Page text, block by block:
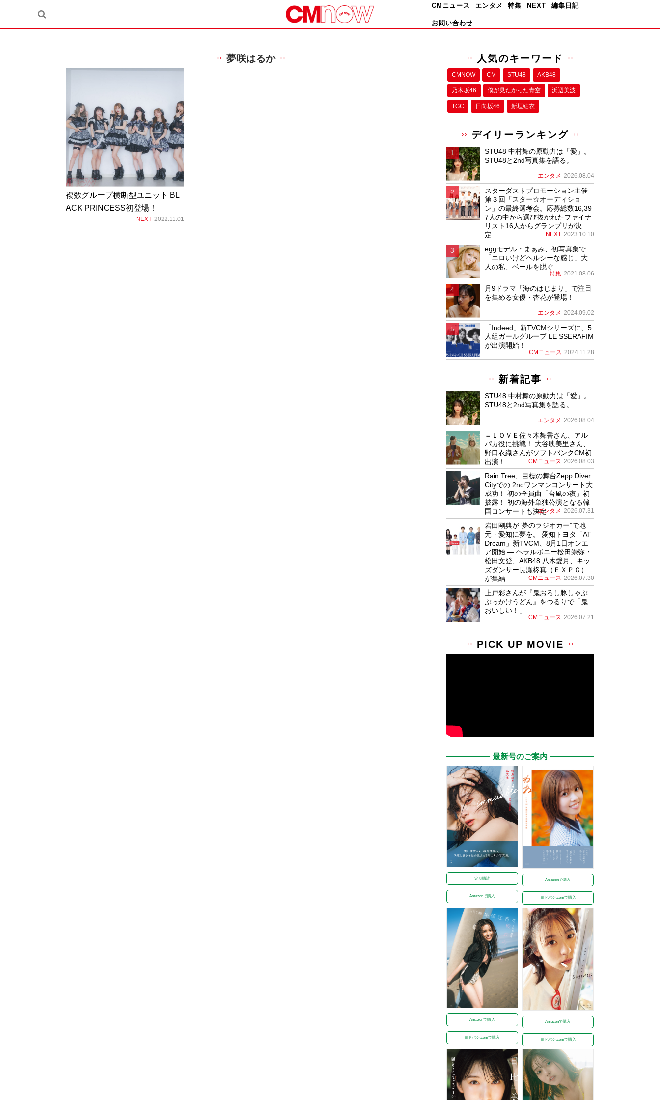
CMニュース エンタメ 特集 NEXT 編集日記
お問い合わせ
夢咲はるか
複数グループ横断型ユニット BL
ACK PRINCESS初登場！
NEXT 2022.11.01
人気のキーワード
CMNOW CM STU48 AKB48
乃木坂46 僕が⾒たかった⻘空 浜辺美波
TGC 日向坂46 新垣結衣
デイリーランキング
STU48 中村舞の原動力は「愛」。
STU48と2nd写真集を語る。
エンタメ 2026.08.04
スターダストプロモーション主催
第３回「スター☆オーディショ
ン」の最終選考会。応募総数16,39
7人の中から選び抜かれたファイナ
リスト16人からグランプリが決
定！
NEXT 2023.10.10
eggモデル・まぁみ、初写真集で
「エロいけどヘルシーな感じ」大
人の私、ベールを脱ぐ
特集 2021.08.06
月9ドラマ「海のはじまり」で注目
を集める女優・杏花が登場！
エンタメ 2024.09.02
「Indeed」新TVCMシリーズに、5
人組ガールグループ LE SSERAFIM
が出演開始！
CMニュース 2024.11.28
新着記事
STU48 中村舞の原動力は「愛」。
STU48と2nd写真集を語る。
エンタメ 2026.08.04
＝ＬＯＶＥ佐々木舞香さん、アル
パカ役に挑戦！ 大谷映美里さん、
野口衣織さんがソフトバンクCM初
出演！
CMニュース 2026.08.03
Rain Tree、目標の舞台Zepp Diver
Cityでの 2ndワンマンコンサート大
成功！ 初の全員曲「台風の夜」初
披露！ 初の海外単独公演となる韓
国コンサートも決定！
エンタメ 2026.07.31
岩田剛典が”夢のラジオカー”で地
元・愛知に夢を。 愛知トヨタ「AT
Dream」新TVCM、8月1日オンエ
ア開始 ― ヘラルボニー松田崇弥・
松田文登、AKB48 八木愛月、キッ
ズダンサー長瀬柊真（ＥＸＰＧ）
が集結 ―
CMニュース 2026.07.30
上戸彩さんが『鬼おろし豚しゃぶ
ぶっかけうどん』をつるりで「鬼
おいしい！」
CMニュース 2026.07.21
PICK UP MOVIE
最新号のご案内
定期購読
Amazonで購入
Amazonで購入
ヨドバシ.comで購入
Amazonで購入
ヨドバシ.comで購入
Amazonで購入
ヨドバシ.comで購入